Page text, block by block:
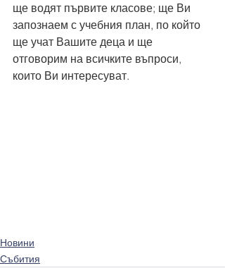
ще водят първите класове; ще Ви
запознаем с учебния план, по който
ще учат Вашите деца и ще
отговорим на всичките въпроси,
които Ви интересуват.
Новини
Събития